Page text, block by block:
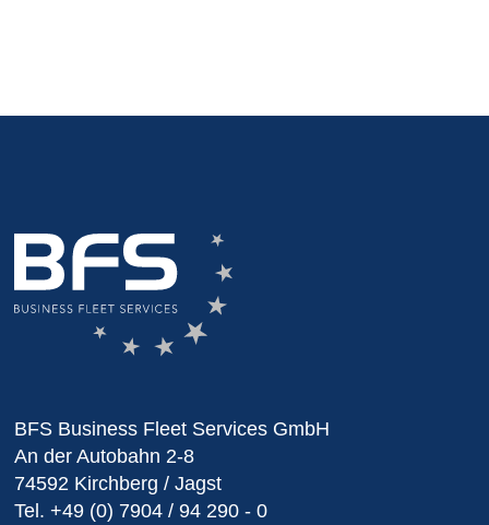
BFS Business Fleet Services GmbH
An der Autobahn 2-8
74592 Kirchberg / Jagst
Tel. +49 (0) 7904 / 94 290 - 0